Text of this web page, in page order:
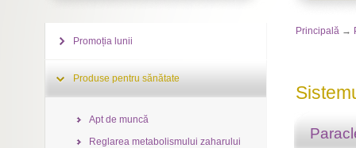
Principală →
Promoția lunii
Produse pentru sănătate
Apt de muncă
Reglarea metabolismului zaharului